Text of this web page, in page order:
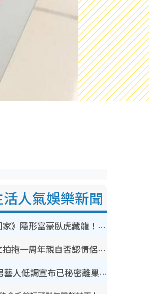
人氣娛樂新聞
《愛回家》隱形富豪臥虎藏龍！盤點12位財氣逼人的有錢藝人：呢位靚女3億身家唔憂做
葉蒨文拍拖一周年親自否認情侶關係？！被質疑感情造假竟稱GM「普通同事」
30歲男藝人低調宣布已秘密離巢！人氣急跌變失蹤人口︰「這幾年過得並不容易」